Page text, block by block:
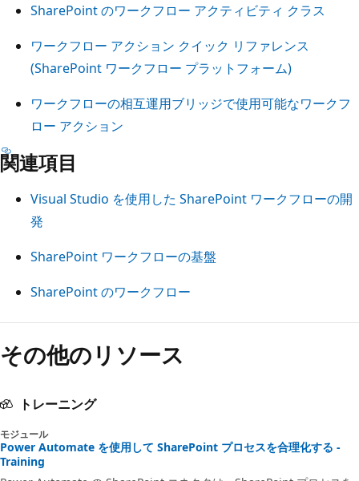
SharePoint のワークフロー アクティビティ クラス
ワークフロー アクション クイック リファレンス
(SharePoint ワークフロー プラットフォーム)
ワークフローの相互運用ブリッジで使用可能なワークフ
ロー アクション
関連項目
Visual Studio を使用した SharePoint ワークフローの開
発
SharePoint ワークフローの基盤
SharePoint のワークフロー
読
み
取
モ
ー
ド
その他のリソース
トレーニング
モジュール
Power Automate を使用して SharePoint プロセスを合理化する -
Training